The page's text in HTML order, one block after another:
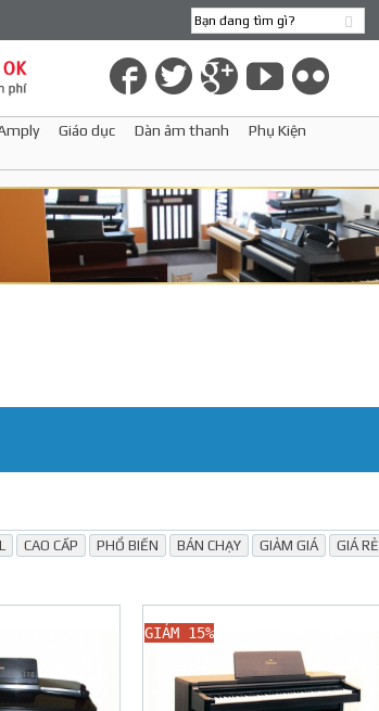
Giáo dục Dàn âm thanh
Phụ Kiện
CAO CẤP PHỔ BIẾN BÁN CHẠY GIẢM GIÁ GIÁ RẺ
GIẢM 15%